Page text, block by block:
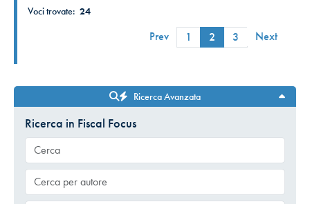
Voci trovate: 24
Prev 1 2 3 Next
Ricerca Avanzata
Ricerca in Fiscal Focus